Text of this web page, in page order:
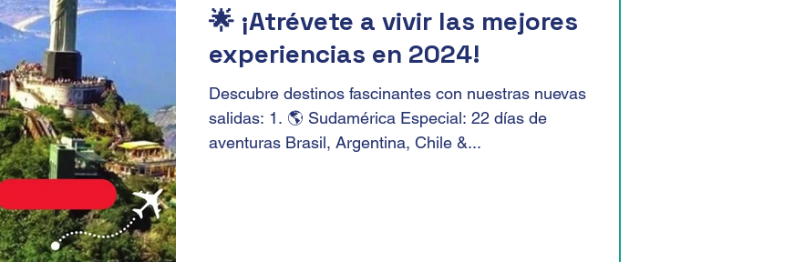
🌟 ¡Atrévete a vivir las mejores
experiencias en 2024!
Descubre destinos fascinantes con nuestras nuevas
salidas: 1. 🌎 Sudamérica Especial: 22 días de
aventuras Brasil, Argentina, Chile &...